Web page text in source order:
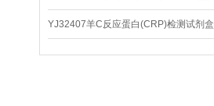
YJ32407羊C反应蛋白(CRP)检测试剂盒